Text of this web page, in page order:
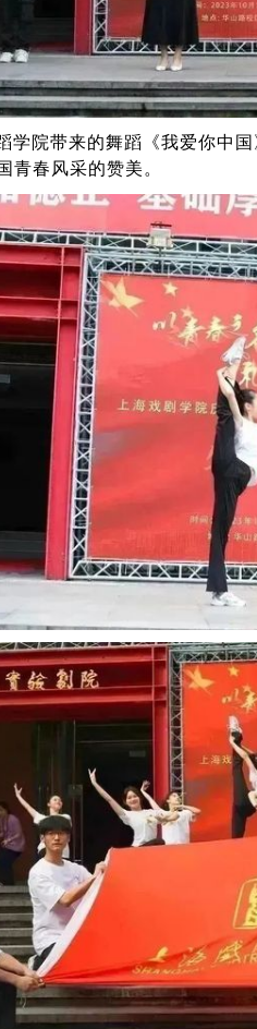
学院带来的舞蹈《我爱你中
青春风采的赞美。